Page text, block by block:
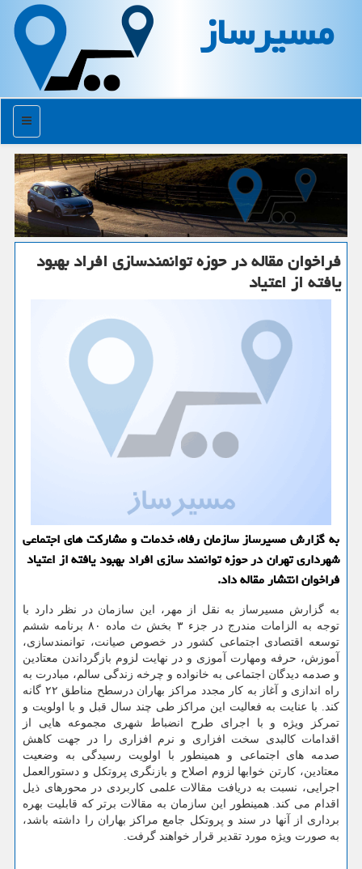
مسیرساز
منو
فراخوان مقاله در حوزه توانمندسازی افراد بهبود
یافته از اعتیاد
به گزارش مسیرساز سازمان رفاه، خدمات و مشاركت های اجتماعی
شهرداری تهران در حوزه توانمند سازی افراد بهبود یافته از اعتیاد
فراخوان انتشار مقاله داد.
به گزارش مسیرساز به نقل از مهر، این سازمان در نظر دارد با
توجه به الزامات مندرج در جزء ۳ بخش ث ماده ۸۰ برنامه ششم
توسعه اقتصادی اجتماعی کشور در خصوص صیانت، توانمندسازی،
آموزش، حرفه ومهارت آموزی و در نهایت لزوم بازگرداندن معتادین
و صدمه دیدگان اجتماعی به خانواده و چرخه زندگی سالم، مبادرت به
راه اندازی و آغاز به کار مجدد مراکز بهاران درسطح مناطق ۲۲ گانه
کند. با عنایت به فعالیت این مراکز طی چند سال قبل و با اولویت و
تمرکز ویژه و با اجرای طرح انضباط شهری مجموعه هایی از
اقدامات کالبدی سخت افزاری و نرم افزاری را در جهت کاهش
صدمه های اجتماعی و همینطور با اولویت رسیدگی به وضعیت
معتادین، کارتن خوابها لزوم اصلاح و بازنگری پروتکل و دستورالعمل
اجرایی، نسبت به دریافت مقالات علمی کاربردی در محورهای ذیل
اقدام می کند. همینطور این سازمان به مقالات برتر که قابلیت بهره
برداری از آنها در سند و پروتکل جامع مراکز بهاران را داشته باشد،
به صورت ویژه مورد تقدیر قرار خواهند گرفت.